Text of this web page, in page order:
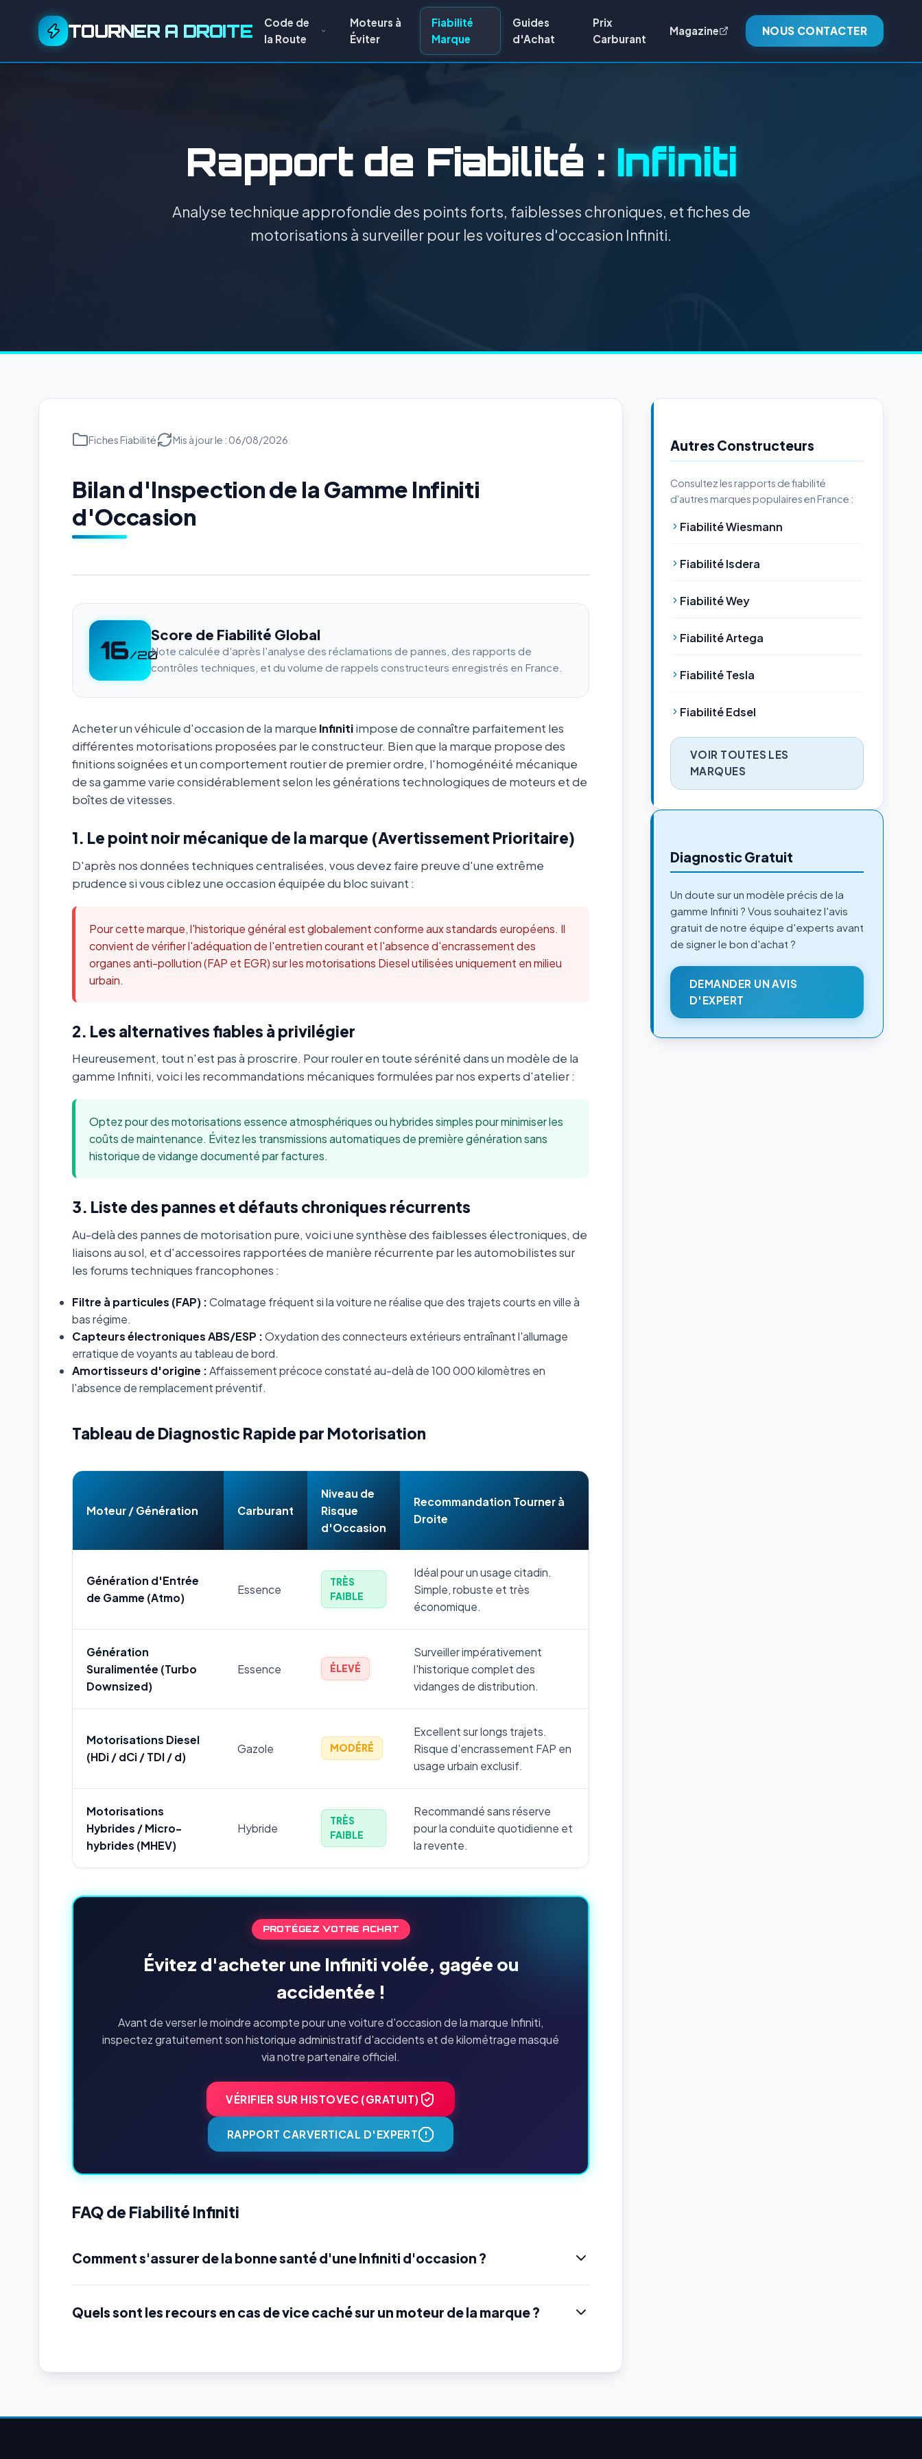
TOURNER A DROITE
Code de
la Route
Moteurs à
Éviter
Fiabilité
Marque
Guides
d'Achat
Prix
Carburant
Magazine NOUS CONTACTER
Rapport de Fiabilité : Infiniti
Analyse technique approfondie des points forts, faiblesses chroniques, et fiches de
motorisations à surveiller pour les voitures d'occasion Infiniti.
Fiches Fiabilité Mis à jour le : 06/08/2026
Bilan d'Inspection de la Gamme Infiniti
d'Occasion
16/20
Score de Fiabilité Global
Note calculée d'après l'analyse des réclamations de pannes, des rapports de
contrôles techniques, et du volume de rappels constructeurs enregistrés en France.
Acheter un véhicule d'occasion de la marque Infinitiimpose de connaître parfaitement les
différentes motorisations proposées par le constructeur. Bien que la marque propose des
finitions soignées et un comportement routier de premier ordre, l'homogénéité mécanique
de sa gamme varie considérablement selon les générations technologiques de moteurs et de
boîtes de vitesses.
1. Le point noir mécanique de la marque (Avertissement Prioritaire)
D'après nos données techniques centralisées, vous devez faire preuve d'une extrême
prudence si vous ciblez une occasion équipée du bloc suivant :
Pour cette marque, l'historique général est globalement conforme aux standards européens. Il
convient de vérifier l'adéquation de l'entretien courant et l'absence d'encrassement des
organes anti-pollution (FAP et EGR) sur les motorisations Diesel utilisées uniquement en milieu
urbain.
2. Les alternatives fiables à privilégier
Heureusement, tout n'est pas à proscrire. Pour rouler en toute sérénité dans un modèle de la
gamme Infiniti, voici les recommandations mécaniques formulées par nos experts d'atelier :
Optez pour des motorisations essence atmosphériques ou hybrides simples pour minimiser les
coûts de maintenance. Évitez les transmissions automatiques de première génération sans
historique de vidange documenté par factures.
3. Liste des pannes et défauts chroniques récurrents
Au-delà des pannes de motorisation pure, voici une synthèse des faiblesses électroniques, de
liaisons au sol, et d'accessoires rapportées de manière récurrente par les automobilistes sur
les forums techniques francophones :
Filtre à particules (FAP) :Colmatage fréquent si la voiture ne réalise que des trajets courts en ville à
bas régime.
Capteurs électroniques ABS/ESP :Oxydation des connecteurs extérieurs entraînant l'allumage
erratique de voyants au tableau de bord.
Amortisseurs d'origine :Affaissement précoce constaté au-delà de 100 000 kilomètres en
l'absence de remplacement préventif.
Tableau de Diagnostic Rapide par Motorisation
Moteur / Génération Carburant
Niveau de
Risque
d'Occasion
Recommandation Tourner à
Droite
Génération d'Entrée
de Gamme (Atmo)
Essence
TRÈS
FAIBLE
Idéal pour un usage citadin.
Simple, robuste et très
économique.
Génération
Suralimentée (Turbo
Downsized)
Essence ÉLEVÉ
Surveiller impérativement
l'historique complet des
vidanges de distribution.
Motorisations Diesel
(HDi / dCi / TDI / d)
Gazole MODÉRÉ
Excellent sur longs trajets.
Risque d'encrassement FAP en
usage urbain exclusif.
Motorisations
Hybrides / Micro-
hybrides (MHEV)
Hybride
TRÈS
FAIBLE
Recommandé sans réserve
pour la conduite quotidienne et
la revente.
PROTÉGEZ VOTRE ACHAT
Évitez d'acheter une Infiniti volée, gagée ou
accidentée !
Avant de verser le moindre acompte pour une voiture d'occasion de la marque Infiniti,
inspectez gratuitement son historique administratif d'accidents et de kilométrage masqué
via notre partenaire officiel.
VÉRIFIER SUR HISTOVEC (GRATUIT)
RAPPORT CARVERTICAL D'EXPERT
FAQ de Fiabilité Infiniti
Comment s'assurer de la bonne santé d'une Infiniti d'occasion ?
Quels sont les recours en cas de vice caché sur un moteur de la marque ?
Autres Constructeurs
Consultez les rapports de fiabilité
d'autres marques populaires en France :
Fiabilité Wiesmann
Fiabilité Isdera
Fiabilité Wey
Fiabilité Artega
Fiabilité Tesla
Fiabilité Edsel
VOIR TOUTES LES
MARQUES
Diagnostic Gratuit
Un doute sur un modèle précis de la
gamme Infiniti ? Vous souhaitez l'avis
gratuit de notre équipe d'experts avant
de signer le bon d'achat ?
DEMANDER UN AVIS
D'EXPERT